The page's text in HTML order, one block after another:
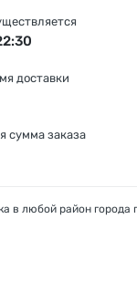
доставки
сумма заказа
в любой район города